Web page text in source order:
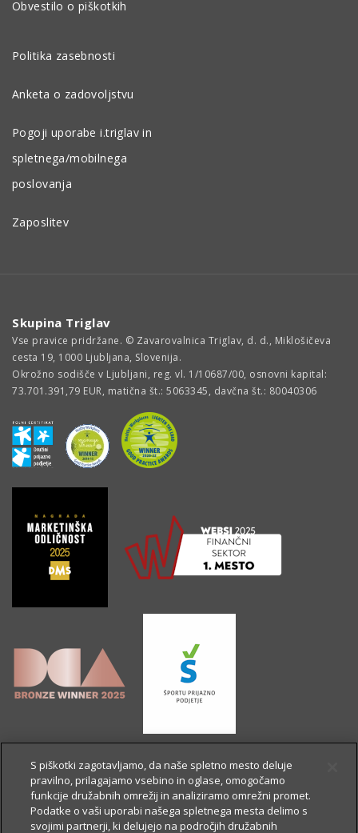
Obvestilo o piškotkih
Politika zasebnosti
Anketa o zadovoljstvu
Pogoji uporabe i.triglav in
spletnega/mobilnega
poslovanja
Zaposlitev
Skupina Triglav
Vse pravice pridržane. © Zavarovalnica Triglav, d. d., Miklošičeva
cesta 19, 1000 Ljubljana, Slovenija.
Okrožno sodišče v Ljubljani, reg. vl. 1/10687/00, osnovni kapital:
73.701.391,79 EUR, matična št.: 5063345, davčna št.: 80040306
S piškotki zagotavljamo, da naše spletno mesto deluje
pravilno, prilagajamo vsebino in oglase, omogočamo
funkcije družabnih omrežij in analiziramo omrežni promet.
Podatke o vaši uporabi našega spletnega mesta delimo s
svojimi partnerji, ki delujejo na področjih družabnih